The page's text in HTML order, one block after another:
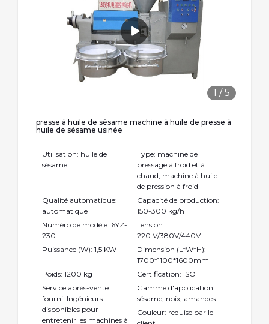
1 /5
presse à huile de sésame machine à huile de presse à
huile de sésame usinée
Utilisation: huile de
sésame
Type: machine de
pressage à froid et à
chaud, machine à huile
de pression à froid
Qualité automatique:
automatique
Capacité de production:
150-300 kg/h
Numéro de modèle: 6YZ-
230
Tension:
220 V/380V/440V
Puissance (W): 1,5 KW
Dimension (L*W*H):
1700*1100*1600mm
Poids: 1200 kg
Certification: ISO
Service après-vente
fourni: Ingénieurs
disponibles pour
entretenir les machines à
Gamme d'application:
sésame, noix, amandes
Couleur: requise par le